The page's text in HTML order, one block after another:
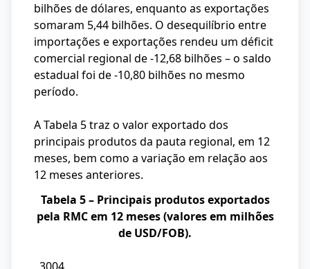
bilhões de dólares, enquanto as exportações
somaram 5,44 bilhões. O desequilíbrio entre
importações e exportações rendeu um déficit
comercial regional de -12,68 bilhões – o saldo
estadual foi de -10,80 bilhões no mesmo
período.
A Tabela 5 traz o valor exportado dos
principais produtos da pauta regional, em 12
meses, bem como a variação em relação aos
12 meses anteriores.
Tabela 5 – Principais produtos exportados
pela RMC em 12 meses (valores em milhões
de USD/FOB).